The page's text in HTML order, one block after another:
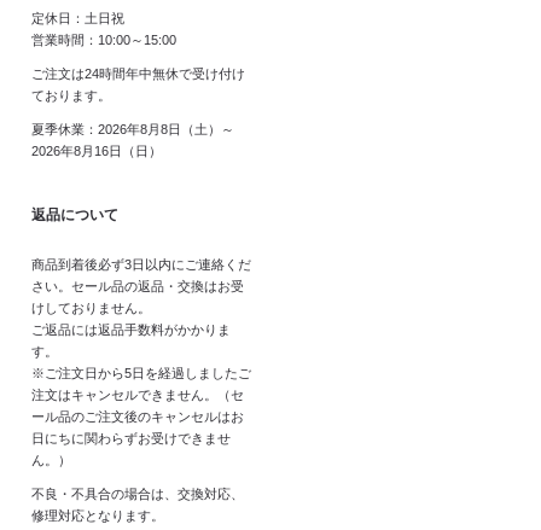
定休日：土日祝
営業時間：10:00～15:00
ご注文は24時間年中無休で受け付け
ております。
夏季休業：2026年8月8日（土）～
2026年8月16日（日）
返品について
商品到着後必ず3日以内にご連絡くだ
さい。セール品の返品・交換はお受
けしておりません。
ご返品には返品手数料がかかりま
す。
※ご注文日から5日を経過しましたご
注文はキャンセルできません。（セ
ール品のご注文後のキャンセルはお
日にちに関わらずお受けできませ
ん。）
不良・不具合の場合は、交換対応、
修理対応となります。